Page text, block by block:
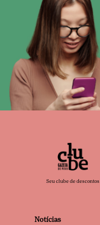
Seu clube de descontos
Notícias